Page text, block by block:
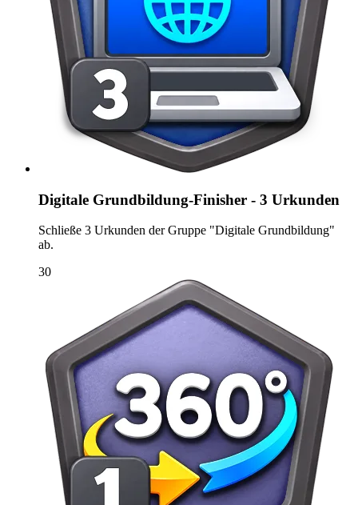
Digitale Grundbildung-Finisher - 3 Urkunden
Schließe 3 Urkunden der Gruppe "Digitale Grundbildung"
ab.
30